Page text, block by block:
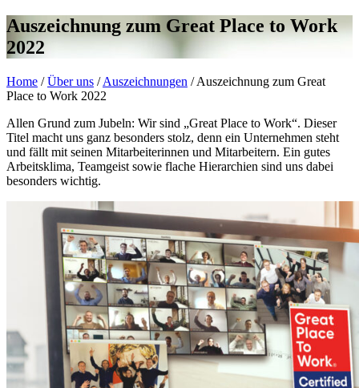
Auszeichnung zum Great Place to Work
2022
Home /Über uns /Auszeichnungen /Auszeichnung zum Great
Place to Work 2022
Allen Grund zum Jubeln: Wir sind „Great Place to Work“. Dieser
Titel macht uns ganz besonders stolz, denn ein Unternehmen steht
und fällt mit seinen Mitarbeiterinnen und Mitarbeitern. Ein gutes
Arbeitsklima, Teamgeist sowie flache Hierarchien sind uns dabei
besonders wichtig.